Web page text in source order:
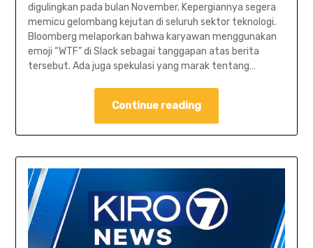
digulingkan pada bulan November. Kepergiannya segera
memicu gelombang kejutan di seluruh sektor teknologi.
Bloomberg melaporkan bahwa karyawan menggunakan
emoji “WTF” di Slack sebagai tanggapan atas berita
tersebut. Ada juga spekulasi yang marak tentang…
Continue reading